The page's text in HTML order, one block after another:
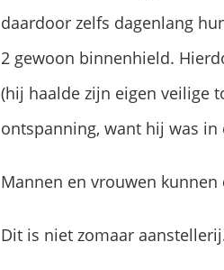
daardoor zelfs dagenlang
2 gewoon binnenhield.
(hij haalde zijn eigen veilige
ontspanning, want hij was
Mannen en vrouwen kunnen
Dit is niet zomaar